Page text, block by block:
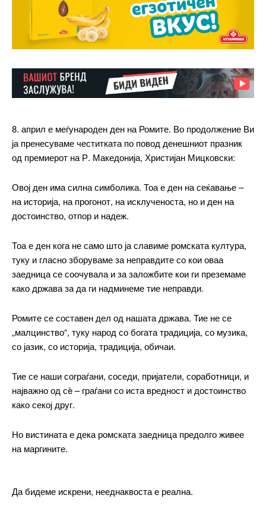
8. април е меѓународен ден на Ромите. Во продолжение Ви
ја пренесуваме честитката по повод денешниот празник
од премиерот на Р. Македонија, Христијан Мицковски:
Овој ден има силна симболика. Тоа е ден на сеќавање –
на историја, на прогонот, на исклученоста, но и ден на
достоинство, отпор и надеж.
Тоа е ден кога не само што ја славиме ромската култура,
туку и гласно зборуваме за неправдите со кои оваа
заедница се соочувала и за заложбите кои ги преземаме
како држава за да ги надминеме тие неправди.
Ромите се составен дел од нашата држава. Тие не се
„малцинство“, туку народ со богата традиција, со музика,
со јазик, со историја, традиција, обичаи.
Тие се наши сограѓани, соседи, пријатели, соработници, и
најважно од сè – граѓани со иста вредност и достоинство
како секој друг.
Но вистината е дека ромската заедница предолго живее
на маргините.
Да бидеме искрени, нееднаквоста е реална.